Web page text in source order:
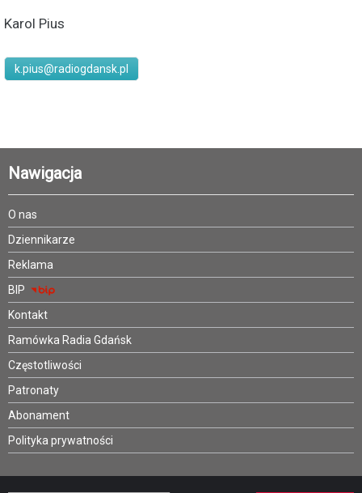
Karol Pius
k.pius@radiogdansk.pl
Nawigacja
O nas
Dziennikarze
Reklama
BIP
Kontakt
Ramówka Radia Gdańsk
Częstotliwości
Patronaty
Abonament
Polityka prywatności